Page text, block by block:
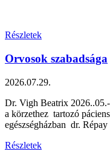
Részletek
Orvosok szabadsága
2026.07.29.
Dr. Vigh Beatrix
a körzethez tartozó
egészségházban dr.
Részletek